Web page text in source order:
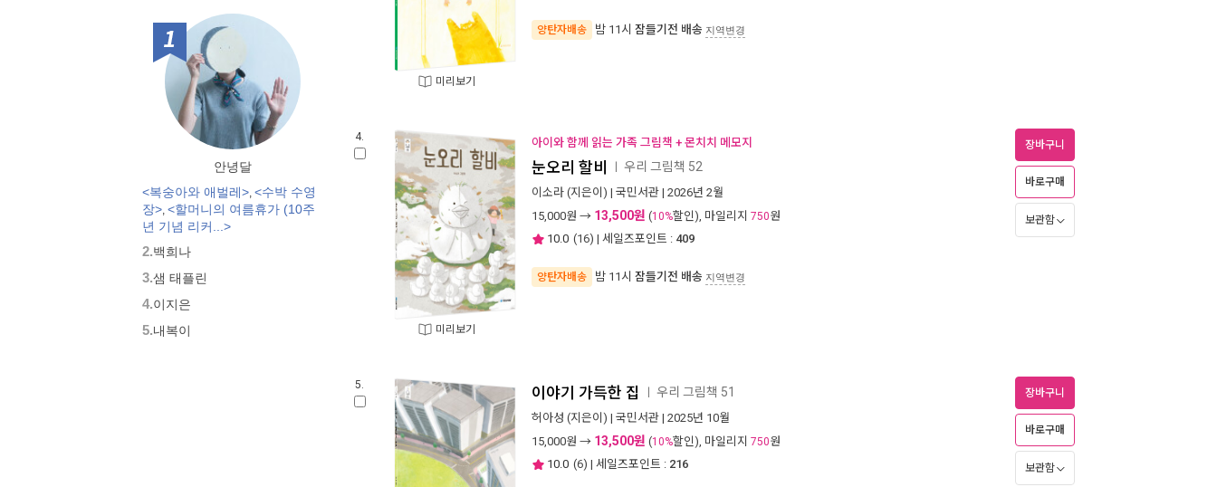
비룡소 창작그림책
전통문화 그림책 솔거나라
베틀북 그림책
그림책은 내 친구
미래그림책
비룡소 전래동화
도토리 계절 그림책
옛이야기 그림책 까치호랑이
모두가 친구
벨 이마주
네버랜드 우리 걸작 그림책
비룡소 아기 그림책
세밀화로 그린 보리 아기그림책
붙여도 붙여도 스티커왕
국시꼬랭이 동네
1위
안녕달
<복숭아와 애벌레>, <수박 수영
장>, <할머니의 여름휴가 (10주
년 기념 리커...>
2.백희나
3.샘 태플린
4.이지은
5.내복이
미리보기
양탄자배송 밤 11시 잠들기전 배송 지역변경
4.
미리보기
아이와 함께 읽는 가족 그림책 + 몬치치 메모지
눈오리 할비 우리 그림책 52
이소라 (지은이) | 국민서관 | 2026년 2월
15,000원 → 13,500원 (10%할인), 마일리지 750원
10.0 (16) | 세일즈포인트 : 409
양탄자배송 밤 11시 잠들기전 배송 지역변경
장바구니
바로구매
보관함
5. 이야기 가득한 집 우리 그림책 51
허아성 (지은이) | 국민서관 | 2025년 10월
15,000원 → 13,500원 (10%할인), 마일리지 750원
10.0 (6) | 세일즈포인트 : 216
장바구니
바로구매
보관함